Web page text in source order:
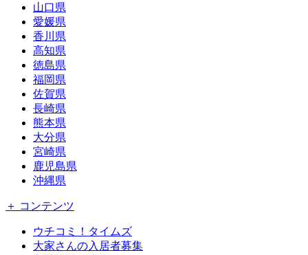
山口県
愛媛県
香川県
高知県
徳島県
福岡県
佐賀県
長崎県
熊本県
大分県
宮崎県
鹿児島県
沖縄県
＋ コンテンツ
ウチコミ！タイムズ
大家さんの入居者募集